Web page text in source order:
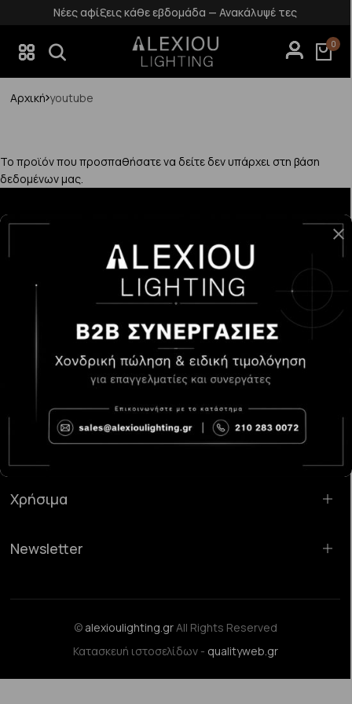
Νέες αφίξεις κάθε εβδομάδα — Ανακάλυψέ τες
0
Αρχική youtube
Το προϊόν που προσπαθήσατε να δείτε δεν υπάρχει στη βάση
δεδομένων μας.
Κατάστημα Χαλάνδρι:Σαρανταπόρου 55, 15232, Χαλάνδρι
sales@alexioulighting.gr
210 283 0072
6983123181
Χρήσιμα
Newsletter
© alexioulighting.grAll Rights Reserved
Κατασκευή ιστοσελίδων - qualityweb.gr